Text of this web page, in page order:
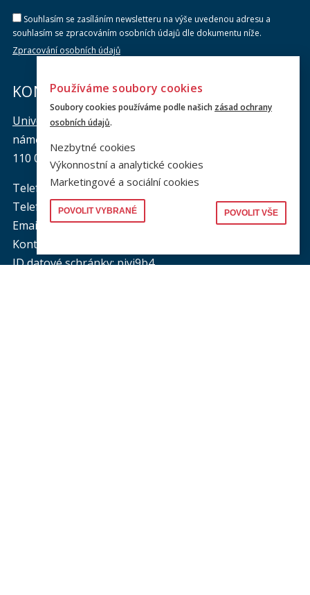
Souhlasím se zasíláním newsletteru na výše uvedenou adresu a
souhlasím se zpracováním osobních údajů dle dokumentu níže.
Zpracování osobních údajů
KONTAKTY
Univerzita Karlova, Právnická fakulta
náměstí Curieových 901/7, Staré Město
110 00 Praha 1
Telefon: +420 221 005 111
Telefon podatelna:+420 221 005 264
Email podatelna: podatelna@prf.cuni.cz
Kontakt pro média: komunikace@prf.cuni.cz
ID datové schránky: piyj9b4
Používáme soubory cookies
Soubory cookies používáme podle našich zásad ochrany
osobních údajů.
Nezbytné cookies
Výkonnostní a analytické cookies
Marketingové a sociální cookies
POVOLIT VYBRANÉ POVOLIT VŠE